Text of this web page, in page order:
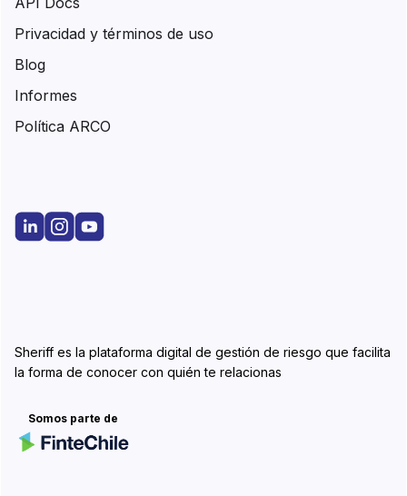
Sheriff es la plataforma digital de gestión de riesgo que facilita
la forma de conocer con quién te relacionas
Somos parte de
Privacidad y términos de uso
Blog
Informes
Política ARCO